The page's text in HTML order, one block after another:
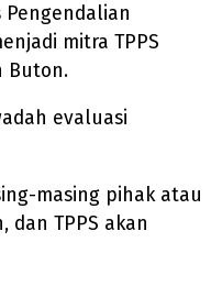
mitra TPPS
Buton.
evaluasi
masing pihak atau
TPPS akan